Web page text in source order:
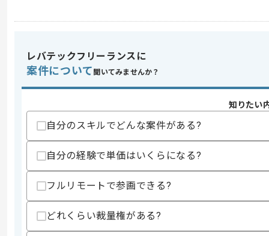
スキル
求めるスキル
スキルに不安がある方へ
上記に似た経験やスキルをお持ちであれば申
精算・お支払い
精算条件
精算基準時間
140時間〜180時間
支払いサイト
レバテックフリーランスに
案件について 聞いてみませんか？
知りたい
自分のスキルでどんな案件がある?
自分の経験で単価はいくらになる?
フルリモートで参画できる?
どれくらい裁量権がある?